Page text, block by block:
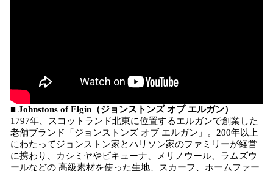
■ Johnstons of Elgin（ジョンストンズ オブ エルガン）
1797年、スコットランド北東に位置するエルガンで創業した
老舗ブランド「ジョンストンズ オブ エルガン」。200年以上
にわたってジョンストン家とハリソン家のファミリーが経営
に携わり、カシミヤやビキューナ、メリノウール、ラムズウ
ールなどの 高級素材を使った生地、スカーフ、ホームファー